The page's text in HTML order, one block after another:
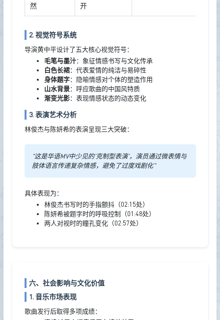
然
开
2. 视觉符号系统
导演黄中平设计了五大核心视觉符号：
毛笔与墨汁：象征情感书写与文化传承
白色长裙：代表爱情的纯洁与易碎性
身体题字：隐喻情感对个体的塑造作用
山水背景：呼应歌曲的中国风特质
渐变光影：表现情感状态的动态变化
3. 表演艺术分析
林俊杰与陈妍希的表演呈现三大突破：
"这是华语MV中少见的'克制型表演'，演员通过微表情与
肢体语言传递复杂情感，避免了过度戏剧化"
具体表现为：
林俊杰书写时的手指颤抖（02:15处）
陈妍希被题字时的呼吸控制（01:48处）
两人对视时的瞳孔变化（02:57处）
六、社会影响与文化价值
1. 音乐市场表现
歌曲发行后取得多项成绩：